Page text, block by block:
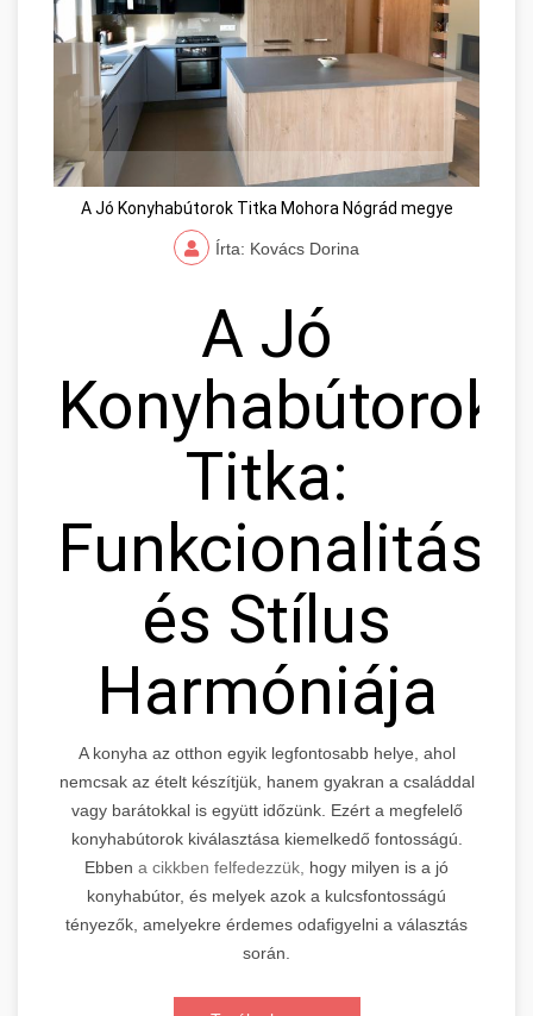
A Jó Konyhabútorok Titka Mohora Nógrád megye
Írta: Kovács Dorina
A Jó
Konyhabútorok
Titka:
Funkcionalitás
és Stílus
Harmóniája
A konyha az otthon egyik legfontosabb helye, ahol
nemcsak az ételt készítjük, hanem gyakran a családdal
vagy barátokkal is együtt időzünk. Ezért a megfelelő
konyhabútorok kiválasztása kiemelkedő fontosságú.
Ebben a cikkben felfedezzük, hogy milyen is a jó
konyhabútor, és melyek azok a kulcsfontosságú
tényezők, amelyekre érdemes odafigyelni a választás
során.